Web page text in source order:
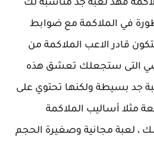
فهذ لعبة جد مناسبة لك
في الملاكمة مع ضوابط
قادر الاعب الملاكمة من
التى ستجعلك تعشق هذه
جد بسيطة ولكنها تحتوي على
مثلا أساليب الملاكمة
، لعبة مجانية وصغيرة الحجم